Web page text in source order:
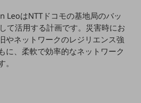
LeoはNTTドコモの基地局のバッ
て活用する計画です。災害時にお
やネットワークのレジリエンス強
に、柔軟で効率的なネットワーク